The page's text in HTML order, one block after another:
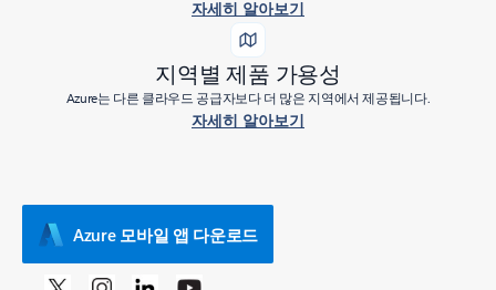
자세히 알아보기
지역별 제품 가용성
Azure는 다른 클라우드 공급자보다 더 많은 지역에서 제공됩니다.
자세히 알아보기
Azure 모바일 앱 다운로드